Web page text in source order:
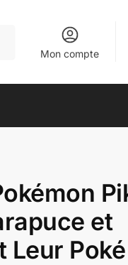
Mon compte
et
Leur